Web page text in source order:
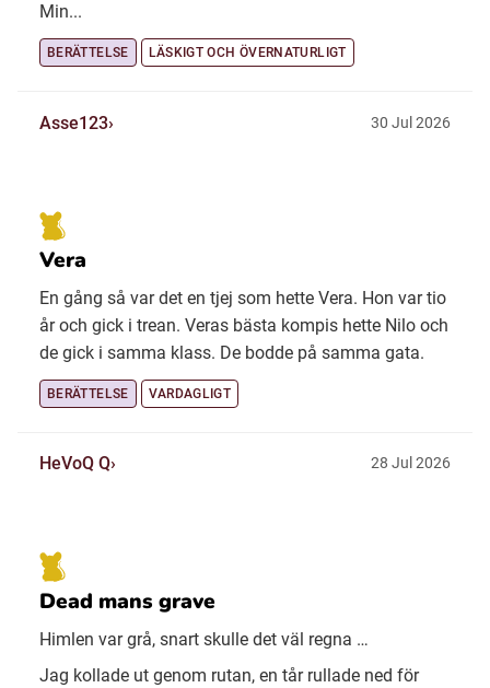
Min...
BERÄTTELSE LÄSKIGT OCH ÖVERNATURLIGT
Asse123 30 Jul 2026
Vera
En gång så var det en tjej som hette Vera. Hon var tio
år och gick i trean. Veras bästa kompis hette Nilo och
de gick i samma klass. De bodde på samma gata.
BERÄTTELSE VARDAGLIGT
HeVoQ Q 28 Jul 2026
Dead mans grave
Himlen var grå, snart skulle det väl regna …
Jag kollade ut genom rutan, en tår rullade ned för